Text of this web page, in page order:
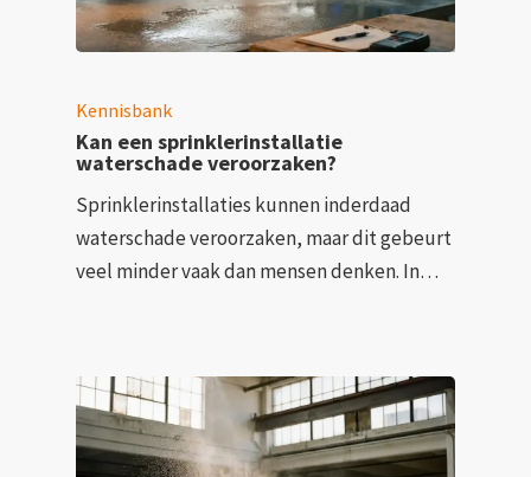
Kennisbank
Kan een sprinklerinstallatie
waterschade veroorzaken?
Sprinklerinstallaties kunnen inderdaad
waterschade veroorzaken, maar dit gebeurt
veel minder vaak dan mensen denken. In…